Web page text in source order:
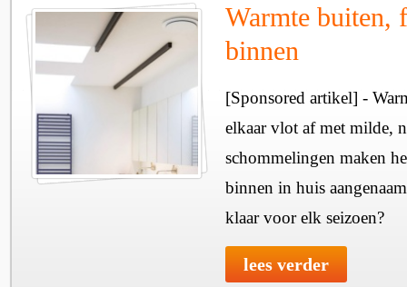
Warmte buiten,
binnen
[Sponsored artikel] -
elkaar vlot af met milde,
schommelingen maken
binnen in huis
klaar voor elk seizoen?
lees verder